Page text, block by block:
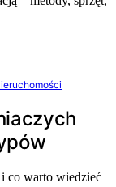
co warto wiedzieć